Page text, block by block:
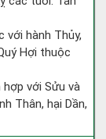
với hành Thủy,
Hợi thuộc
với Sửu và
Thân, hại Dần,